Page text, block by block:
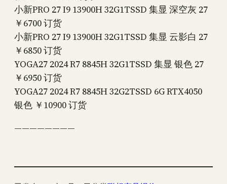
小新PRO 27 I9 13900H 32G1TSSD 集显 深空灰 27
￥6700 订货
小新PRO 27 I9 13900H 32G1TSSD 集显 云影白 27
￥6850 订货
YOGA27 2024 R7 8845H 32G1TSSD 集显 银色 27
￥6950 订货
YOGA27 2024 R7 8845H 32G2TSSD 6G RTX4050
银色 ￥10900 订货
————————